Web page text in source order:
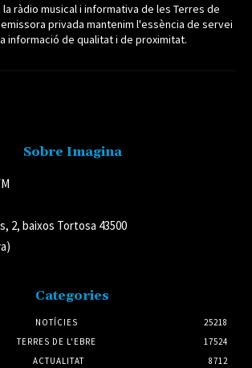
ràdio musical i informativa de les Terres de
privada mantenim l'essència de servei
informació de qualitat i de proximitat.
Sobre Imagina
2, baixos Tortosa 43500
Categories
NOTÍCIES
25218
TERRES DE L'EBRE
17524
ACTUALITAT
8712